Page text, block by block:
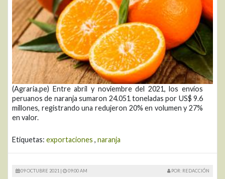
(Agraria.pe) Entre abril y noviembre del 2021, los envíos
peruanos de naranja sumaron 24.051 toneladas por US$ 9.6
millones, registrando una redujeron 20% en volumen y 27%
en valor.
Etiquetas: exportaciones , naranja
09 OCTUBRE 2021 | 09:00 AM POR: REDACCIÓN